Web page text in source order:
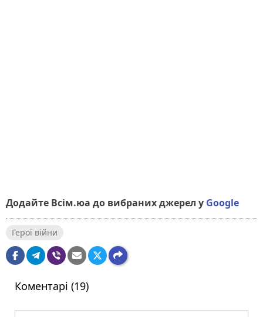
Додайте Всім.юа до вибраних джерел у Google
Герої війни
Коментарі (19)